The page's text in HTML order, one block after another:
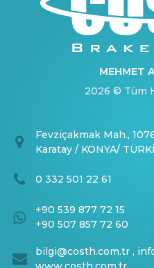
MEHMET
2026 © Tüm
Fevziçakmak Mah.,
Karatay / KONYA/
0 332 501 22 61
+90 539 877 72 15
+90 507 857 72 60
bilgi@costh.com.tr,